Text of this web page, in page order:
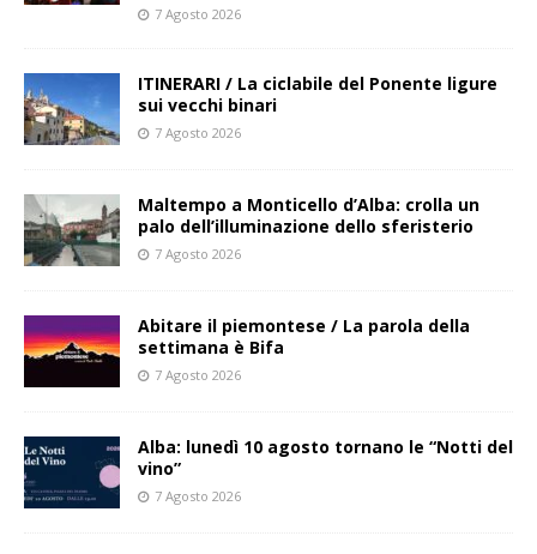
7 Agosto 2026
ITINERARI / La ciclabile del Ponente ligure
sui vecchi binari
7 Agosto 2026
Maltempo a Monticello d’Alba: crolla un
palo dell’illuminazione dello sferisterio
7 Agosto 2026
Abitare il piemontese / La parola della
settimana è Bifa
7 Agosto 2026
Alba: lunedì 10 agosto tornano le “Notti del
vino”
7 Agosto 2026